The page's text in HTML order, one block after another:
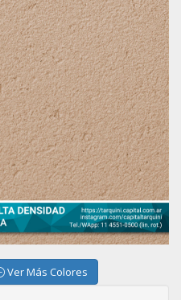
Ver Más Colores